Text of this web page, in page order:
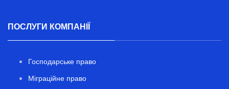
ПОСЛУГИ КОМПАНІЇ
Господарське право
Міграційне право